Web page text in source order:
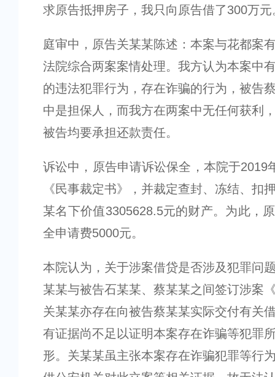
求原告抵押房子，我只向原告借了300万元
庭审中，原告关某某陈述：本案与花都案
法院综合两案案情处理。我方认为本案中
的违法犯罪行为，存在诈骗的行为，被告
中是担保人，而我方在两案中无任何获利
被告均要承担还款责任。
诉讼中，原告申请诉讼保全，本院于2019
《民事裁定书》，并裁定查封、冻结、扣
某名下价值3305628.5元的财产。为此，
全申请费5000元。
本院认为，关于涉案借贷是否涉及犯罪问
某某与被告石某某、蔡某某之间签订涉案
关某某亦存在向被告蔡某某实际交付有关
有证据尚不足以证明本案存在诈骗等犯罪
形。关某某虽主张本案存在诈骗犯罪等行